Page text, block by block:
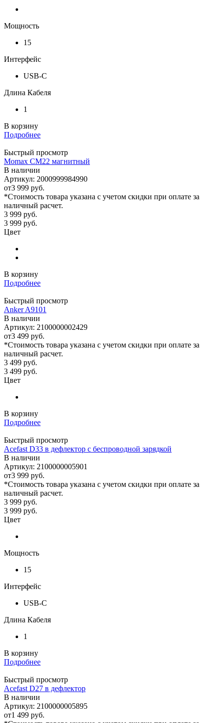
Мощность
15
Интерфейс
USB-C
Длина Кабеля
1
В корзину
Подробнее
Быстрый просмотр
Momax CM22 магнитный
В наличии
Артикул: 2000999984990
от3 999 руб.
*Стоимость товара указана с учетом скидки при оплате за
наличный расчет.
3 999 руб.
3 999 руб.
Цвет
В корзину
Подробнее
Быстрый просмотр
Anker A9101
В наличии
Артикул: 2100000002429
от3 499 руб.
*Стоимость товара указана с учетом скидки при оплате за
наличный расчет.
3 499 руб.
3 499 руб.
Цвет
В корзину
Подробнее
Быстрый просмотр
Acefast D33 в дефлектор с беспроводной зарядкой
В наличии
Артикул: 2100000005901
от3 999 руб.
*Стоимость товара указана с учетом скидки при оплате за
наличный расчет.
3 999 руб.
3 999 руб.
Цвет
Мощность
15
Интерфейс
USB-C
Длина Кабеля
1
В корзину
Подробнее
Быстрый просмотр
Acefast D27 в дефлектор
В наличии
Артикул: 2100000005895
от1 499 руб.